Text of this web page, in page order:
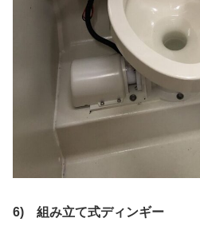
6) 組み立て式ディンギー